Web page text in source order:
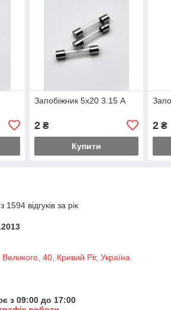
Запобіжник 5х20 3.15 А
2₴
Купити
2 ₴
відгуків за рік
40, Кривий Ріг, Україна
з 09:00 до 17:00